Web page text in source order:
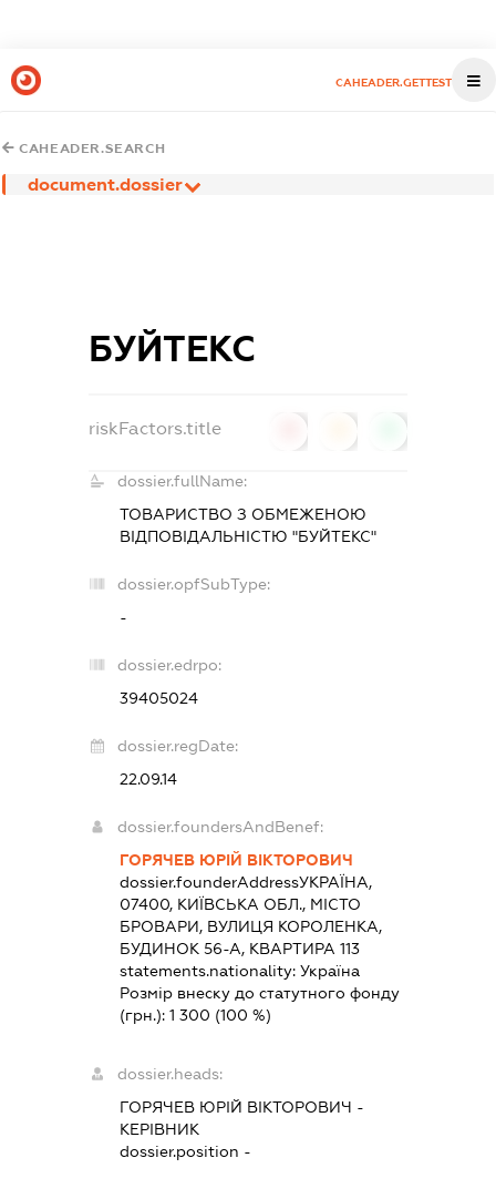
CAHEADER.GETTEST
CAHEADER.SEARCH
document.dossier
БУЙТЕКС
riskFactors.title
dossier.fullName:
ТОВАРИСТВО З ОБМЕЖЕНОЮ
ВІДПОВІДАЛЬНІСТЮ "БУЙТЕКС"
dossier.opfSubType:
-
dossier.edrpo:
39405024
dossier.regDate:
22.09.14
dossier.foundersAndBenef:
ГОРЯЧЕВ ЮРІЙ ВІКТОРОВИЧ
dossier.founderAddressУКРАЇНА,
07400, КИЇВСЬКА ОБЛ., МІСТО
БРОВАРИ, ВУЛИЦЯ КОРОЛЕНКА,
БУДИНОК 56-А, КВАРТИРА 113
statements.nationality: Україна
Розмір внеску до статутного фонду
(грн.): 1 300 (100 %)
dossier.heads:
ГОРЯЧЕВ ЮРІЙ ВІКТОРОВИЧ -
КЕРІВНИК
dossier.position -